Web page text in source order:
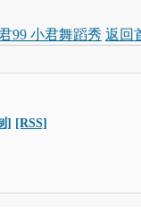
99 小君舞蹈秀 返回
] [RSS]